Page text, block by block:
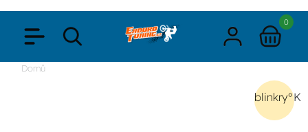
0
Domů
blinkry°K